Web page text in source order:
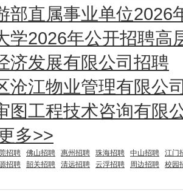
部直属事业单位2026
学2026年公开招聘高
济发展有限公司招聘
沧江物业管理有限公
图工程技术咨询有限
多>>
招聘 佛山招聘 惠州招聘 珠海招聘 中山招聘
江门
招聘 韶关招聘 清远招聘 云浮招聘 周边招聘 校园